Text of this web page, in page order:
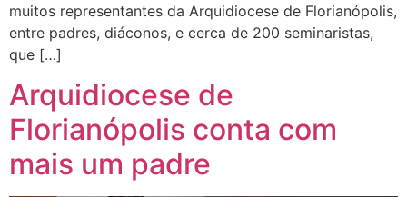
muitos representantes da Arquidiocese de Florianópolis,
entre padres, diáconos, e cerca de 200 seminaristas,
que […]
Arquidiocese de
Florianópolis conta com
mais um padre